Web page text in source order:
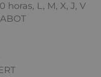
horas, L, M, X, J, V